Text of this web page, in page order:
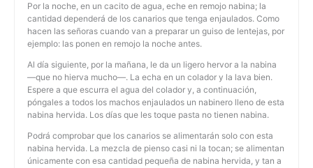
Por la noche, en un cacito de agua, eche en remojo nabina; la
cantidad dependerá de los canarios que tenga enjaulados. Como
hacen las señoras cuando van a preparar un guiso de lentejas, por
ejemplo: las ponen en remojo la noche antes.
Al día siguiente, por la mañana, le da un ligero hervor a la nabina
—que no hierva mucho—. La echa en un colador y la lava bien.
Espere a que escurra el agua del colador y, a continuación,
póngales a todos los machos enjaulados un nabinero lleno de esta
nabina hervida. Los días que les toque pasta no tienen nabina.
Podrá comprobar que los canarios se alimentarán solo con esta
nabina hervida. La mezcla de pienso casi ni la tocan; se alimentan
únicamente con esa cantidad pequeña de nabina hervida, y tan a